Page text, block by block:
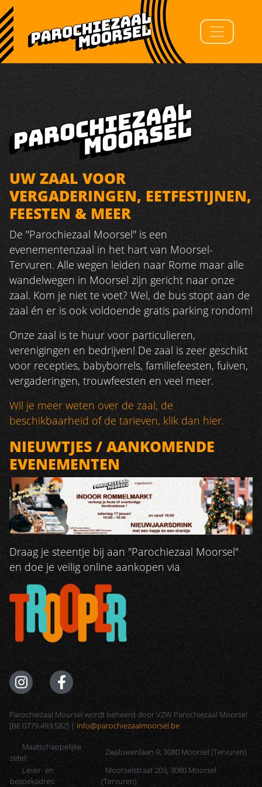
UW ZAAL VOOR
VERGADERINGEN, EETFESTIJNEN,
FEESTEN & MEER
De "Parochiezaal Moorsel" is een
evenementenzaal in het hart van Moorsel-
Tervuren. Alle wegen leiden naar Rome maar alle
wandelwegen in Moorsel zijn gericht naar onze
zaal. Kom je niet te voet? Wel, de bus stopt aan de
zaal én er is ook voldoende gratis parking rondom!
Onze zaal is te huur voor particulieren,
verenigingen en bedrijven! De zaal is zeer geschikt
voor recepties, babyborrels, familiefeesten, fuiven,
vergaderingen, trouwfeesten en veel meer.
Wil je meer weten over de zaal, de
beschikbaarheid of de tarieven, klik dan hier.
NIEUWTJES / AANKOMENDE
EVENEMENTEN
Draag je steentje bij aan "Parochiezaal Moorsel"
en doe je veilig online aankopen via
Parochiezaal Moorsel wordt beheerd door VZW Parochiezaal Moorsel
[BE 0779.493.582] | info@parochiezaalmoorsel.be
Maatschappelijke
zetel:
Zwaluwenlaan 9, 3080 Moorsel (Tervuren)
Lever- en
bezoekadres:
Moorselstraat 203, 3080 Moorsel
(Tervuren)